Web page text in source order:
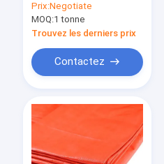
tressage à base de fil
d'herbe artificielle à
usage sportif
Prix:Negotiate
MOQ:1 tonne
Trouvez les derniers prix
Contactez